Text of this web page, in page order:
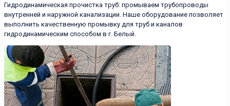
Гидродинамическая прочистка труб: промываем трубопроводы
внутренней и наружной канализации. Наше оборудование позволяет
выполнить качественную промывку для труб и каналов
гидродинамическим способом в г. Белый.